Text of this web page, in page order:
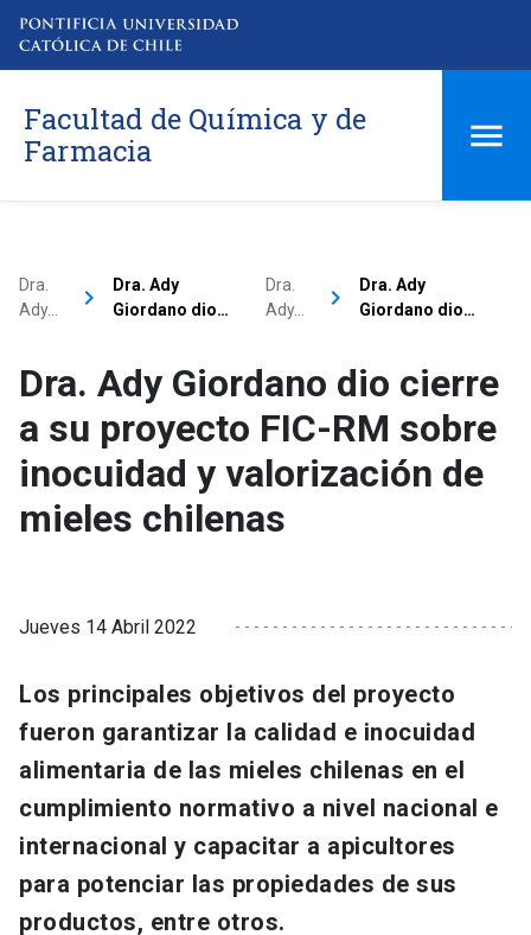
Facultad de Química y de
Farmacia
Dra.
Ady…
keyboard_arrow_right
Dra. Ady
Giordano dio…
Dra.
Ady…
keyboard_arrow_right
Dra. Ady
Giordano dio…
Dra. Ady Giordano dio cierre
a su proyecto FIC-RM sobre
inocuidad y valorización de
mieles chilenas
Jueves 14 Abril 2022
Los principales objetivos del proyecto
fueron garantizar la calidad e inocuidad
alimentaria de las mieles chilenas en el
cumplimiento normativo a nivel nacional e
internacional y capacitar a apicultores
para potenciar las propiedades de sus
productos, entre otros.